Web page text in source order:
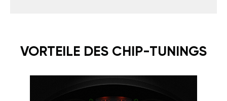
VORTEILE DES CHIP-TUNINGS